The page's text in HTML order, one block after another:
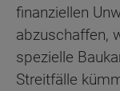
finanziellen
abzuschaffen,
spezielle
Streitfälle